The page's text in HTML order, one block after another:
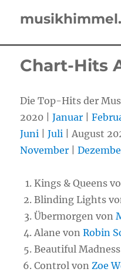
Chart-Hits
Die Top-Hits der
2020 |Januar |
Juni |Juli | August
November |
Kings & Queens
Blinding Lights
Übermorgen von
Alane vonRobin
Beautiful
Control vonZoe